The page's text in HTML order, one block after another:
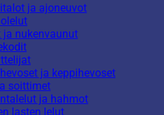
ja ajoneuvot
ja nukenvaunut
ja keppihevoset
soittimet
ja hahmot
lasten lelut